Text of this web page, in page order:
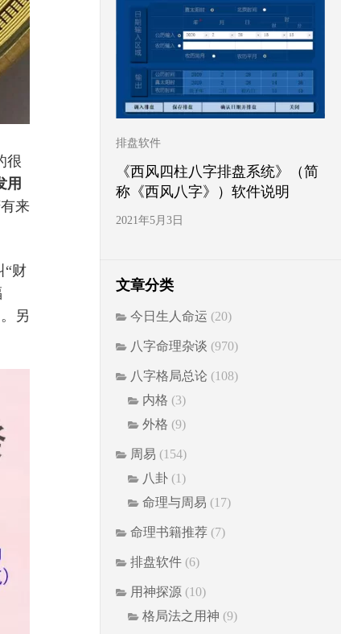
很
用
来
“财
另
排盘软件
《西风四柱八字排盘系统》（简
称《西风八字》）软件说明
2021年5月3日
文章分类
今日生人命运 (20)
八字命理杂谈 (970)
八字格局总论 (108)
内格 (3)
外格 (9)
周易 (154)
八卦 (1)
命理与周易 (17)
命理书籍推荐 (7)
排盘软件 (6)
用神探源 (10)
格局法之用神 (9)